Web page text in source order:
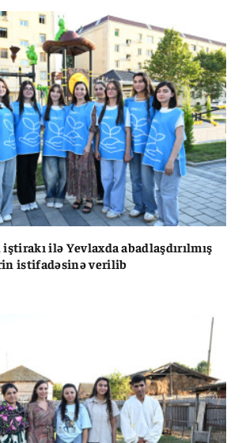
ilə Yevlaxda abadlaşdırılmış
istifadəsinə verilib